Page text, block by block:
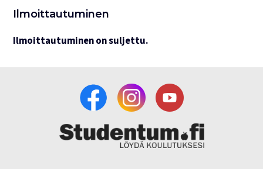
Ilmoittautuminen
Ilmoittautuminen on suljettu.